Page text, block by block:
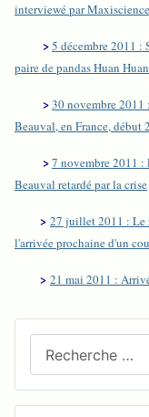
interviewé par
>5 décembre 2011 :
paire de pandas Huan
>30 novembre 2011
Beauval, en France, début
>7 novembre 2011 :
Beauval retardé par la crise
> 27 juillet 2011 : Le
l'arrivée prochaine d'un
> 21 mai 2011 :